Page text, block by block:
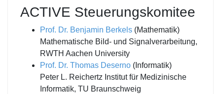
ACTIVE Steuerungskomitee
Prof. Dr. Benjamin Berkels (Mathematik)
Mathematische Bild- und Signalverarbeitung,
RWTH Aachen University
Prof. Dr. Thomas Deserno (Informatik)
Peter L. Reichertz Institut für Medizinische
Informatik, TU Braunschweig